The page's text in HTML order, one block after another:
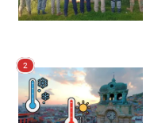
2